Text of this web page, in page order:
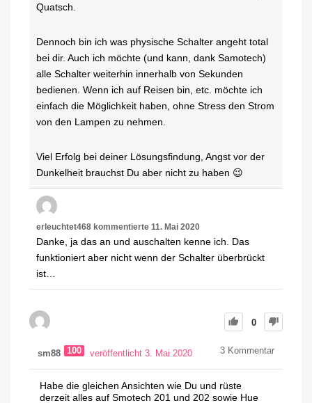
Quatsch.
Dennoch bin ich was physische Schalter angeht total
bei dir. Auch ich möchte (und kann, dank Samotech)
alle Schalter weiterhin innerhalb von Sekunden
bedienen. Wenn ich auf Reisen bin, etc. möchte ich
einfach die Möglichkeit haben, ohne Stress den Strom
von den Lampen zu nehmen.
Viel Erfolg bei deiner Lösungsfindung, Angst vor der
Dunkelheit brauchst Du aber nicht zu haben 😉
erleuchtet468 kommentierte 11. Mai 2020
Danke, ja das an und auschalten kenne ich. Das
funktioniert aber nicht wenn der Schalter überbrückt
ist…
0
sm88 100 veröffentlicht 3. Mai 2020 3 Kommentar
Habe die gleichen Ansichten wie Du und rüste
derzeit alles auf Smotech 201 und 202 sowie Hue